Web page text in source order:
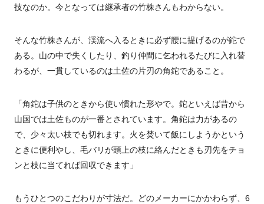
技なのか。今となっては継承者の竹株さんもわからない。
そんな竹株さんが、渓流へ入るときに必ず腰に提げるのが鉈で
ある。山の中で失くしたり、釣り仲間に乞われるたびに入れ替
わるが、一貫しているのは土佐の片刃の角鉈であること。
「角鉈は子供のときから使い慣れた形やで。鉈といえば昔から
山国では土佐ものが一番とされています。角鉈は力があるの
で、少々太い枝でも切れます。火を焚いて飯にしようかという
ときに便利やし、毛バリが頭上の枝に絡んだときも刃先をチョ
ンと枝に当てれば回収できます」
もうひとつのこだわりが寸法だ。どのメーカーにかかわらず、6